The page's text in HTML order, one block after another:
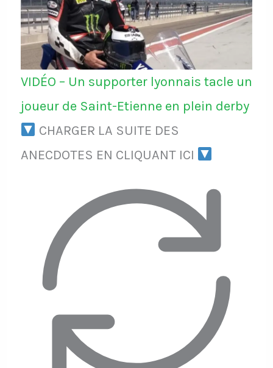
VIDÉO – Un supporter lyonnais tacle un
joueur de Saint-Etienne en plein derby
CHARGER LA SUITE DES
ANECDOTES EN CLIQUANT ICI